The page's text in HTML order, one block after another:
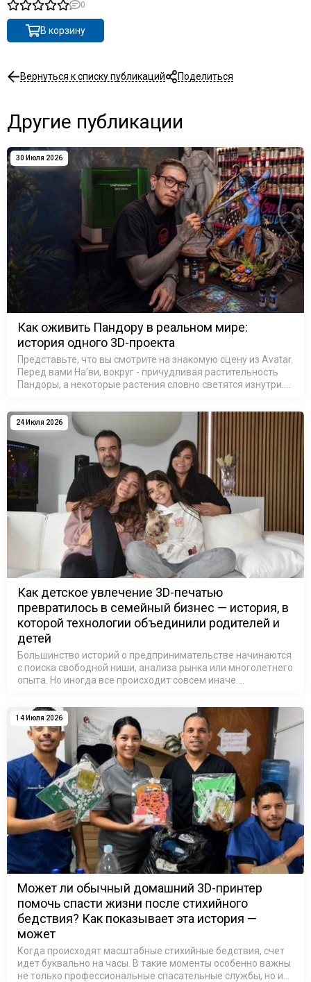
0
В корзину
Вернуться к списку публикаций Поделиться
Другие публикации
30 Июля 2026
Как оживить Пандору в реальном мире:
история одного 3D-проекта
Представьте, что вы смотрите на знакомую сцену из Avatar.
Перед вами На’ви, вокруг - причудливая растительность
Пандоры, а некоторые растения словно светятся изнутри.
резул…
24 Июля 2026
Как детское увлечение 3D-печатью
превратилось в семейный бизнес — история, в
которой технологии объединили родителей и
детей
Большинство историй о предпринимательстве начинаются
с поиска свободной ниши, анализа рынка или многолетнего
опыта. Но иногда все происходит совсем иначе.
домой после школы, чтобы …
14 Июля 2026
Может ли обычный домашний 3D-принтер
помочь спасти жизни после стихийного
бедствия? Как показывает эта история —
может
Когда происходят масштабные стихийные бедствия, счет
идет буквально на часы. В такие моменты особенно важны
не только профессиональные спасательные службы, но и